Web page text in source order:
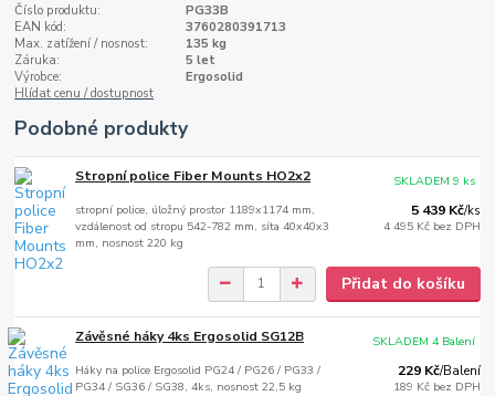
Číslo produktu:
PG33B
EAN kód:
3760280391713
Max. zatížení / nosnost:
135 kg
Záruka:
5 let
Výrobce:
Ergosolid
Hlídat cenu / dostupnost
Podobné produkty
Stropní police Fiber Mounts HO2x2
stropní police, úložný prostor 1189x1174 mm,
vzdálenost od stropu 542-782 mm, síta 40x40x3
mm, nosnost 220 kg
5 439 Kč/ks
4 495 Kč bez DPH
SKLADEM 9 ks
Přidat do košíku
Závěsné háky 4ks Ergosolid SG12B
Háky na police Ergosolid PG24 / PG26 / PG33 /
PG34 / SG36 / SG38, 4ks, nosnost 22,5 kg
229 Kč/Balení
189 Kč bez DPH
SKLADEM 4 Balení